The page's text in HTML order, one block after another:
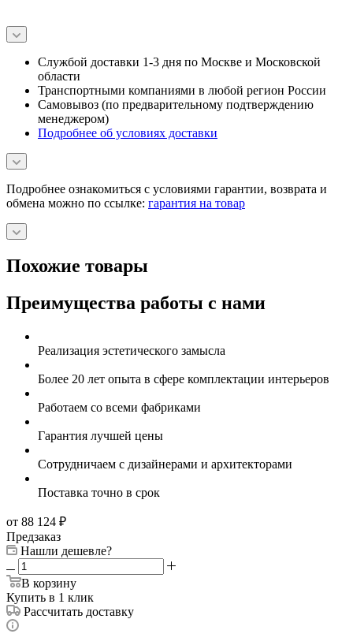
Службой доставки 1-3 дня по Москве и Московской
области
Транспортными компаниями в любой регион России
Самовывоз (по предварительному подтверждению
менеджером)
Подробнее об условиях доставки
Подробнее ознакомиться с условиями гарантии, возврата и
обмена можно по ссылке: гарантия на товар
Похожие товары
Преимущества работы с нами
Реализация эстетического замысла
Более 20 лет опыта в сфере комплектации интерьеров
Работаем со всеми фабриками
Гарантия лучшей цены
Сотрудничаем с дизайнерами и архитекторами
Поставка точно в срок
от 88 124 ₽
Предзаказ
Нашли дешевле?
В корзину
Купить в 1 клик
Рассчитать доставку